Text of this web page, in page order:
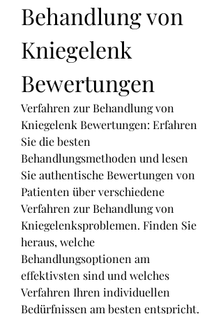
Behandlung von
Kniegelenk
Bewertungen
Verfahren zur Behandlung von
Kniegelenk Bewertungen: Erfahren
Sie die besten
Behandlungsmethoden und lesen
Sie authentische Bewertungen von
Patienten über verschiedene
Verfahren zur Behandlung von
Kniegelenksproblemen. Finden Sie
heraus, welche
Behandlungsoptionen am
effektivsten sind und welches
Verfahren Ihren individuellen
Bedürfnissen am besten entspricht.